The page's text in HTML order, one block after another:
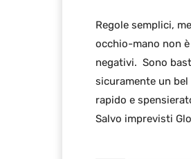
Regole semplici,
occhio-mano non
negativi. Sono
sicuramente un
rapido e
Salvo imprevisti